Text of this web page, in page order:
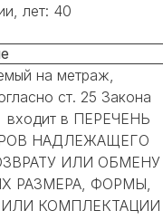
лет: 40
на метраж,
ст. 25 Закона
входит в ПЕРЕЧЕНЬ
НАДЛЕЖАЩЕГО
ИЛИ ОБМЕНУ
РАЗМЕРА, ФОРМЫ,
ИЛИ КОМПЛЕКТАЦИИ